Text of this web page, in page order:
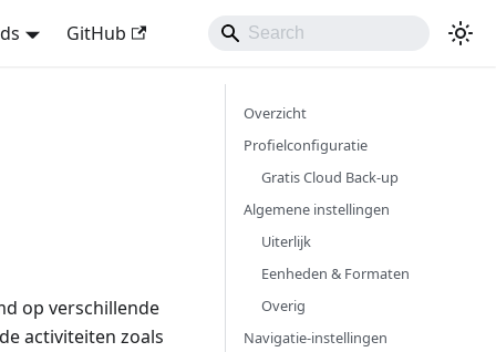
GitHub
op verschillende
activiteiten zoals
Overzicht
Profielconfiguratie
Gratis Cloud Back-up
Algemene instellingen
Uiterlijk
Eenheden & Formaten
Overig
Navigatie-instellingen